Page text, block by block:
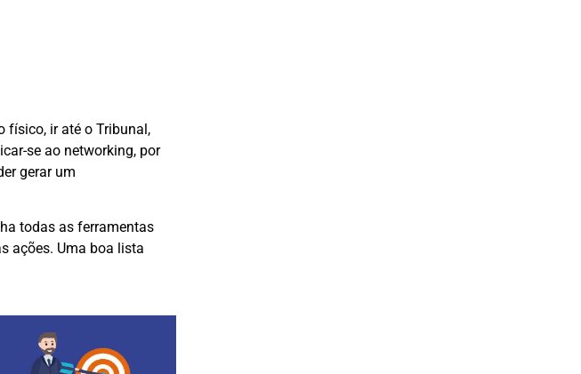
físico, ir até o Tribunal,
se ao networking, por
gerar um
todas as ferramentas
ações. Uma boa lista